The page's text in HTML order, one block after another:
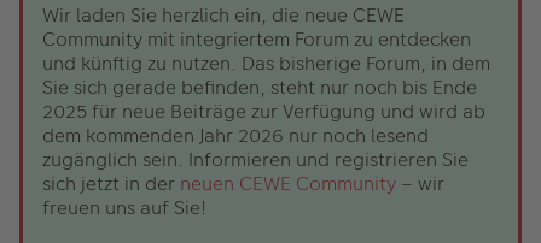
Wir laden Sie herzlich ein, die neue CEWE
Community mit integriertem Forum zu entdecken
und künftig zu nutzen. Das bisherige Forum, in dem
Sie sich gerade befinden, steht nur noch bis Ende
2025 für neue Beiträge zur Verfügung und wird ab
dem kommenden Jahr 2026 nur noch lesend
zugänglich sein. Informieren und registrieren Sie
sich jetzt in der neuen CEWE Community – wir
freuen uns auf Sie!